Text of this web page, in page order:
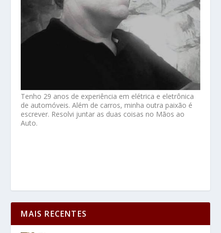
Tenho 29 anos de experiência em elétrica e eletrônica
de automóveis. Além de carros, minha outra paixão é
escrever. Resolvi juntar as duas coisas no Mãos ao
Auto.
MAIS RECENTES